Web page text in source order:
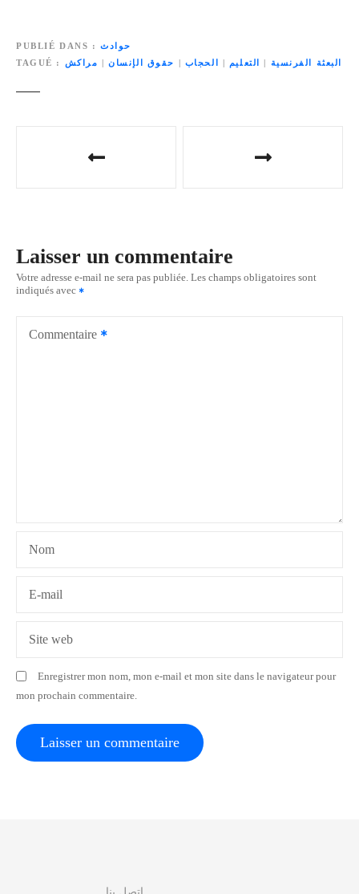
PUBLIÉ DANS
حوادث
TAGUÉ
البعثة الفرنسية التعليم الحجاب حقوق الإنسان| مراكش
g
a
t
i
c
l
Laisser un commentaire
Votre adresse e-mail ne sera pas publiée. Les champs obligatoires sont
indiqués avec
Commentaire
Nom
E-mail
Site web
Enregistrer mon nom, mon e-mail et mon site dans le navigateur pour
mon prochain commentaire.